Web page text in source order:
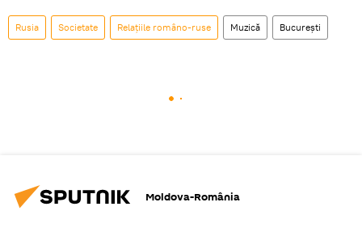
Rusia Societate Relațiile româno-ruse Muzică București
Moldova-România